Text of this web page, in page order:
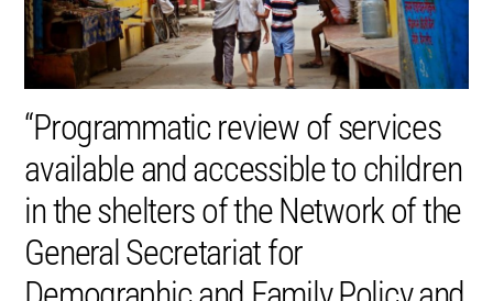
“Programmatic review of services
available and accessible to children
in the shelters of the Network of the
General Secretariat for